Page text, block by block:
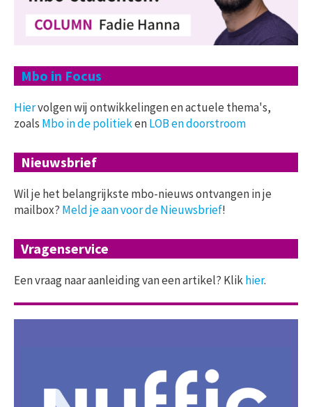
Mbo in Focus
Hiervolgen wij ontwikkelingen en actuele thema's,
zoals Mbo in de politiekenLOB en doorstroom
Nieuwsbrief
Wil je het belangrijkste mbo-nieuws ontvangen in je
mailbox? Meld je aan voor de Nieuwsbrief!
Vragenservice
Een vraag naar aanleiding van een artikel? Klikhier.